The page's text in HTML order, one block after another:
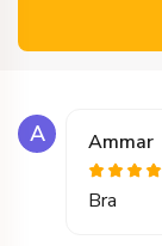
A Ammar
Bra